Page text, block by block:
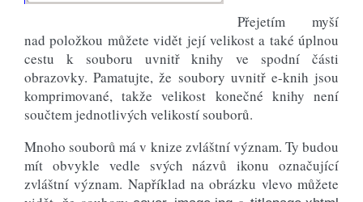
Přejetím myší
nad položkou můžete vidět její velikost a také úplnou
cestu k souboru uvnitř knihy ve spodní části
obrazovky. Pamatujte, že soubory uvnitř e-knih jsou
komprimované, takže velikost konečné knihy není
součtem jednotlivých velikostí souborů.
Mnoho souborů má v knize zvláštní význam. Ty budou
mít obvykle vedle svých názvů ikonu označující
zvláštní význam. Například na obrázku vlevo můžete